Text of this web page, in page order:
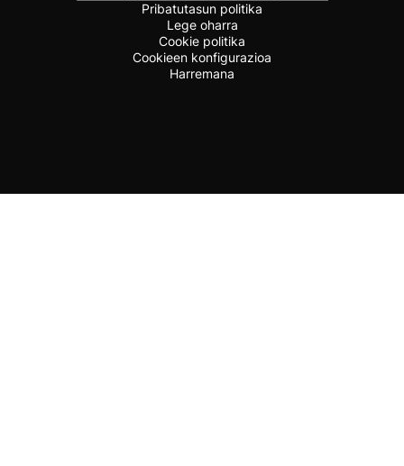
Pribatutasun politika
Lege oharra
Cookie politika
Cookieen konfigurazioa
Harremana